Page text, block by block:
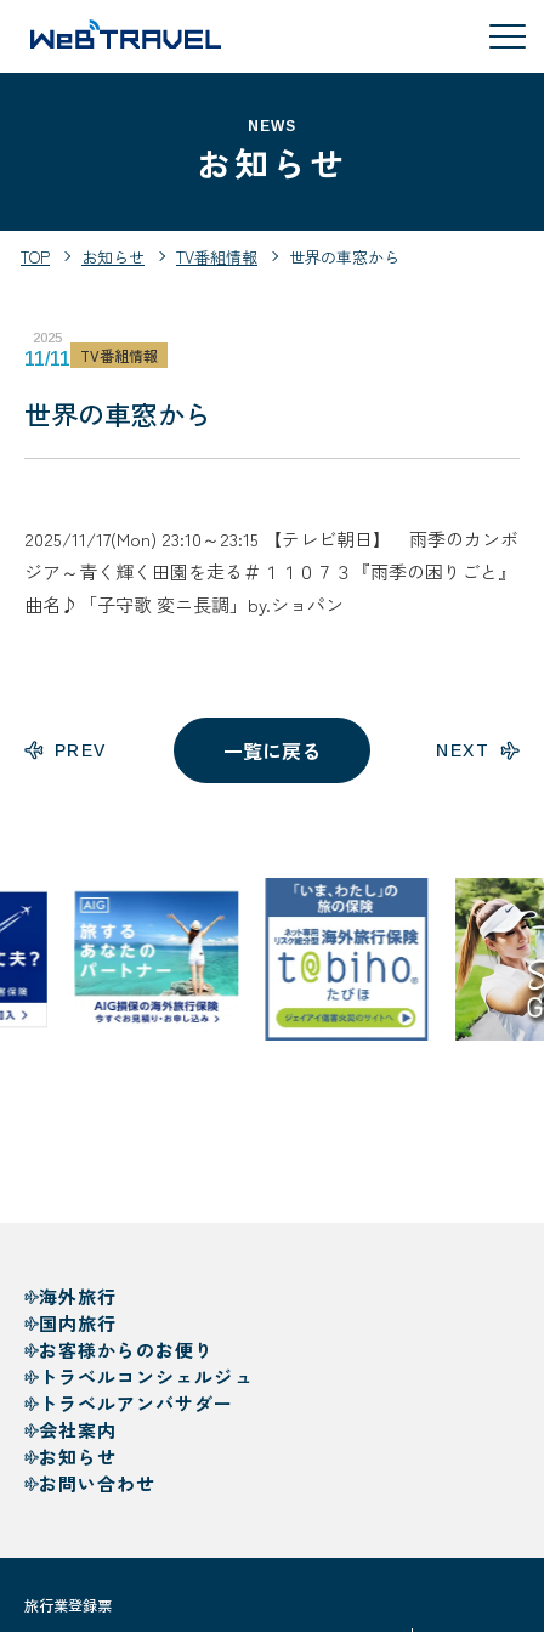
NEWS
お知らせ
TOP お知らせ TV番組情報 世界の車窓から
2025
11/11 TV番組情報
世界の車窓から
2025/11/17(Mon) 23:10～23:15 【テレビ朝日】 雨季のカンボ
ジア～青く輝く田園を走る＃１１０７３『雨季の困りごと』
曲名♪「子守歌 変ニ長調」by.ショパン
PREV 一覧に戻る NEXT
海外旅行
国内旅行
お客様からのお便り
トラベルコンシェルジュ
トラベルアンバサダー
会社案内
お知らせ
お問い合わせ
旅行業登録票